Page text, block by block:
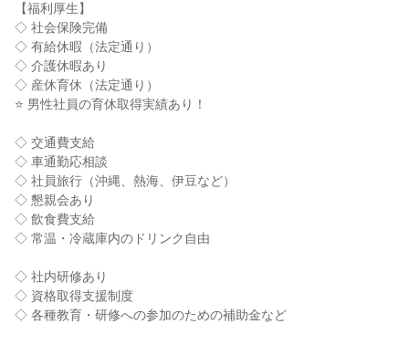
【福利厚生】
◇ 社会保険完備
◇ 有給休暇（法定通り）
◇ 介護休暇あり
◇ 産休育休（法定通り）
⭐ 男性社員の育休取得実績あり！
◇ 交通費支給
◇ 車通勤応相談
◇ 社員旅行（沖縄、熱海、伊豆など）
◇ 懇親会あり
◇ 飲食費支給
◇ 常温・冷蔵庫内のドリンク自由
◇ 社内研修あり
◇ 資格取得支援制度
◇ 各種教育・研修への参加のための補助金など